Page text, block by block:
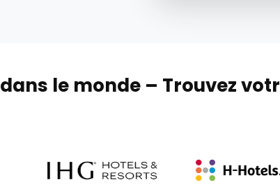
dans le monde – Trouvez